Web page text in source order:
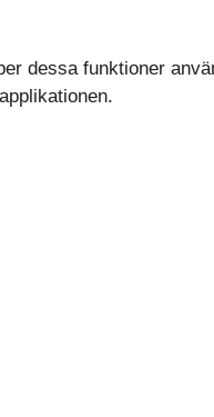
dessa funktioner